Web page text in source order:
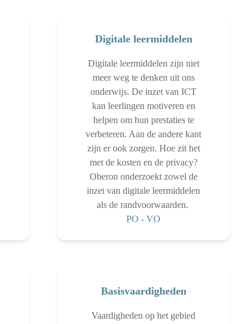
Digitale leermiddelen
Digitale leermiddelen zijn niet
meer weg te denken uit ons
onderwijs. De inzet van ICT
kan leerlingen motiveren en
helpen om hun prestaties te
verbeteren. Aan de andere kant
zijn er ook zorgen. Hoe zit het
met de kosten en de privacy?
Oberon onderzoekt zowel de
inzet van digitale leermiddelen
als de randvoorwaarden.
PO - VO
Basisvaardigheden
Vaardigheden op het gebied